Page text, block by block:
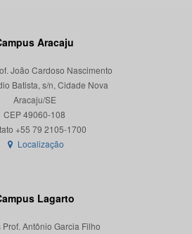
Aracaju
João Cardoso Nascimento
Batista, s/n, Cidade Nova
Aracaju/SE
CEP 49060-108
Localização
Lagarto
Antônio Garcia Filho